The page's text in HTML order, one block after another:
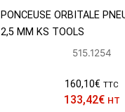
PONCEUSE ORBITALE
2,5 MM KS TOOLS
515.1254
160,10€ TTC
133,42€ HT